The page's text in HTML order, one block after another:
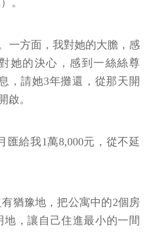
。
一方面，我對她的大膽，感
她的決心，感到一絲絲尊
，請她3年攤還，從那天開
啟。
匯給我1萬8,000元，從不延
猶豫地，把公寓中的2個房
，讓自己住進最小的一間